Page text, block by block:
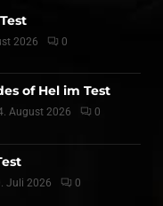
2026 0
of Hel im Test
August 2026 0
Juli 2026 0